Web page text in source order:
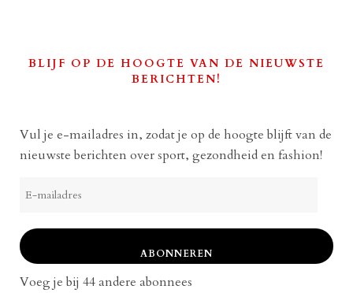
BLIJF OP DE HOOGTE VAN DE NIEUWSTE
BERICHTEN!
Vul je e-mailadres in, zodat je op de hoogte blijft van de
nieuwste berichten over sport, gezondheid en fashion!
mailadres
ABONNEREN
Voeg je bij 44 andere abonnees